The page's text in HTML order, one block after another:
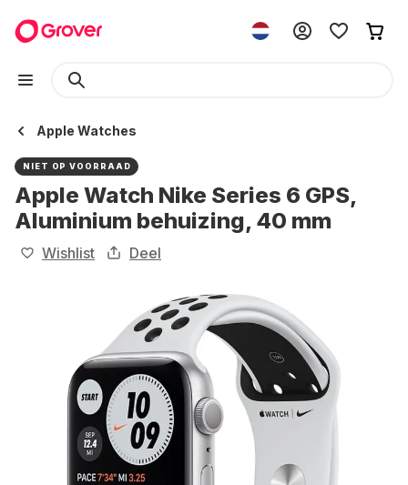
Apple Watches
NIET OP VOORRAAD
Apple Watch Nike Series 6 GPS,
Aluminium behuizing, 40 mm
Wishlist Deel